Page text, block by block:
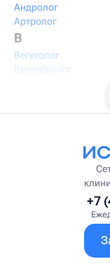
Андролог
Артролог
В
Вегетолог
Вертебролог
Висцеральный
Врач интегративной
Врач первичного
Гастроэнтеролог-
+7